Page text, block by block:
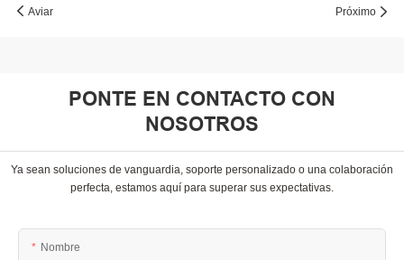
Aviar Próximo
PONTE EN CONTACTO CON
NOSOTROS
Ya sean soluciones de vanguardia, soporte personalizado o una colaboración
perfecta, estamos aquí para superar sus expectativas.
Nombre